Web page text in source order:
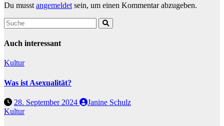
Du musst angemeldet sein, um einen Kommentar abzugeben.
Auch interessant
Kultur
Was ist Asexualität?
28. September 2024
Janine Schulz
Kultur